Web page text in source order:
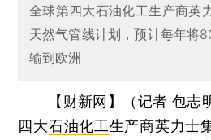
全球第四大石油化工生产商英
天然气管线计划，预计每年将
输到欧洲
【财新网】（记者 包志
四大石油化工生产商英力士